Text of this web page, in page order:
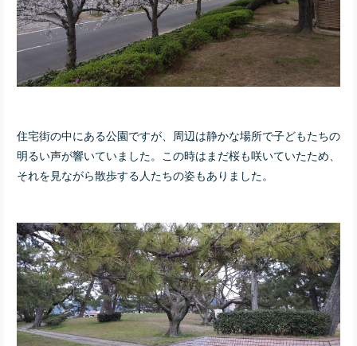
住宅街の中にある公園ですが、周辺は静かな場所で子どもたちの
明るい声が響いていました。この時はまだ桜も咲いていたため、
それを見ながら散歩する人たちの姿もありました。